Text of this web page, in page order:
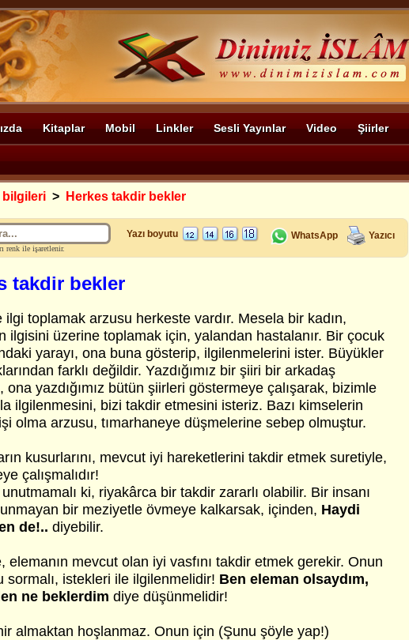
Kitaplar Mobil Linkler Sesli Yayınlar Video Şiirler
bilgileri > Herkes takdir bekler
renk ile işaretlenir.
Yazı boyutu WhatsApp Yazıcı
takdir bekler
ilgi toplamak arzusu herkeste vardır. Mesela bir kadın,
ilgisini üzerine toplamak için, yalandan hastalanır. Bir çocuk
yarayı, ona buna gösterip, ilgilenmelerini ister. Büyükler
farklı değildir. Yazdığımız bir şiiri bir arkadaş
ona yazdığımız bütün şiirleri göstermeye çalışarak, bizimle
ilgilenmesini, bizi takdir etmesini isteriz. Bazı kimselerin
olma arzusu, tımarhaneye düşmelerine sebep olmuştur.
kusurlarını, mevcut iyi hareketlerini takdir etmek suretiyle,
çalışmalıdır!
ki, riyakârca bir takdir zararlı olabilir. Bir insanı
bir meziyetle övmeye kalkarsak, içinden, Haydi
de!.. diyebilir.
elemanın mevcut olan iyi vasfını takdir etmek gerekir. Onun
sormalı, istekleri ile ilgilenmelidir! Ben eleman olsaydım,
ne beklerdim diye düşünmelidir!
almaktan hoşlanmaz. Onun için (Şunu şöyle yap!)